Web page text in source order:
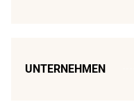
UNTERNEHMEN